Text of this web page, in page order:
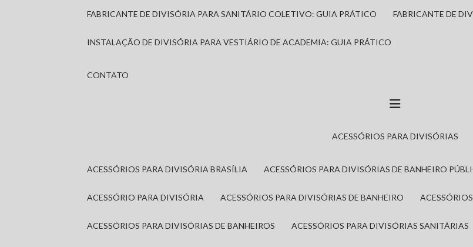
FABRICANTE DE DIVISÓRIA PARA SANITÁRIO COLETIVO: GUIA PRÁTICO FABRICANTE DE
INSTALAÇÃO DE DIVISÓRIA PARA VESTIÁRIO DE ACADEMIA: GUIA PRÁTICO
CONTATO
ACESSÓRIOS PARA DIVISÓRIAS
ACESSÓRIOS PARA DIVISÓRIA BRASÍLIA ACESSÓRIOS PARA DIVISÓRIAS DE BANHEIRO
ACESSÓRIO PARA DIVISÓRIA ACESSÓRIOS PARA DIVISÓRIAS DE BANHEIRO
ACESSÓRIOS PARA DIVISÓRIAS DE BANHEIROS ACESSÓRIOS PARA DIVISÓRIAS SANITÁRIAS